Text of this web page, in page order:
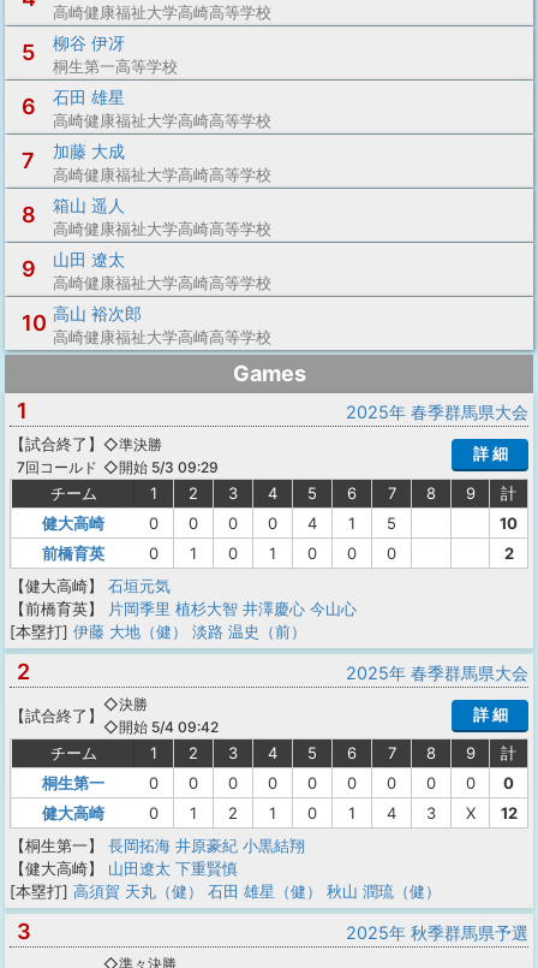
高崎健康福祉大学高崎高等学校
5 柳谷 伊冴
桐生第一高等学校
6 石田 雄星
高崎健康福祉大学高崎高等学校
7 加藤 大成
高崎健康福祉大学高崎高等学校
8 箱山 遥人
高崎健康福祉大学高崎高等学校
9 山田 遼太
高崎健康福祉大学高崎高等学校
10 高山 裕次郎
高崎健康福祉大学高崎高等学校
Games
1
2025年 春季群馬県大会
【試合終了 】
7回コールド
◇準決勝
◇開始 5/3 09:29
詳 細
チーム 1 2 3 4 5 6 7 8 9
計
健大高崎
0 0 0 0 4 1 5
10
前橋育英
0 1 0 1 0 0 0
2
【健大高崎】
石垣元気
【前橋育英】
片岡季里 植杉大智 井澤慶心 今山心
[本塁打] 伊藤 大地（健） 淡路 温史（前）
2 2025年 春季群馬県大会
【試合終了 】
◇決勝
◇開始 5/4 09:42
詳 細
チーム 1 2 3 4 5 6 7 8 9
計
桐生第一
0 0 0 0 0 0 0 0 0
0
健大高崎
0 1 2 1 0 1 4 3 X
12
【桐生第一】
長岡拓海 井原豪紀 小黒結翔
【健大高崎】
山田遼太 下重賢慎
[本塁打] 高須賀 天丸（健） 石田 雄星（健） 秋山 潤琉（健）
3 2025年 秋季群馬県予選
◇準々決勝